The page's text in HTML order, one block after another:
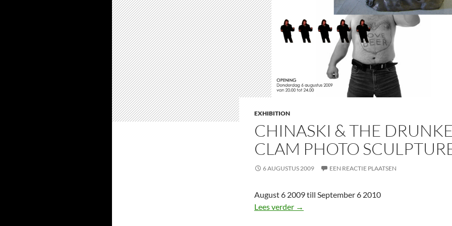
EXHIBITION
CHINASKI & THE
CLAM PHOTO
6 AUGUSTUS 2009 EEN REACTIE PLAATSEN
August 6 2009 till September 6 2010
Lees verder Chinaski & The Drunken Clam Photo
→